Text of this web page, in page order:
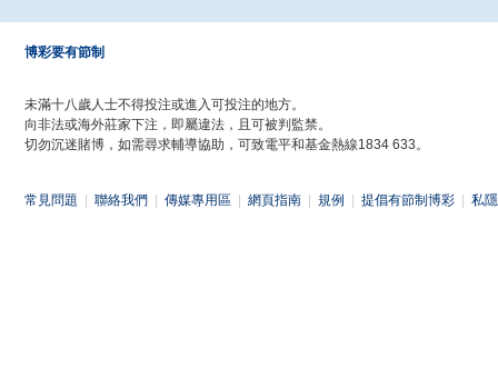
博彩要有節制
未滿十八歲人士不得投注或進入可投注的地方。
向非法或海外莊家下注，即屬違法，且可被判監禁。
切勿沉迷賭博，如需尋求輔導協助，可致電平和基金熱線1834 633。
常見問題 聯絡我們 傳媒專用區 網頁指南 規例 提倡有節制博彩 私